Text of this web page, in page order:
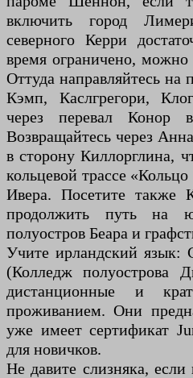
включить город
северного Керри
время ограничено, можно
Оттуда направляйтесь на
Кэмп, Каслгрегори,
через перевал
Возвращайтесь через
в сторону Киллорглина,
кольцевой трассе
Ивера. Посетите также
продолжить путь на
полуостров Беара и
Учите ирландский язык:
(Колледж полуострова
дистанционные и
проживанием. Они
уже имеет сертификат
для новичков.
Не давите слизняка,